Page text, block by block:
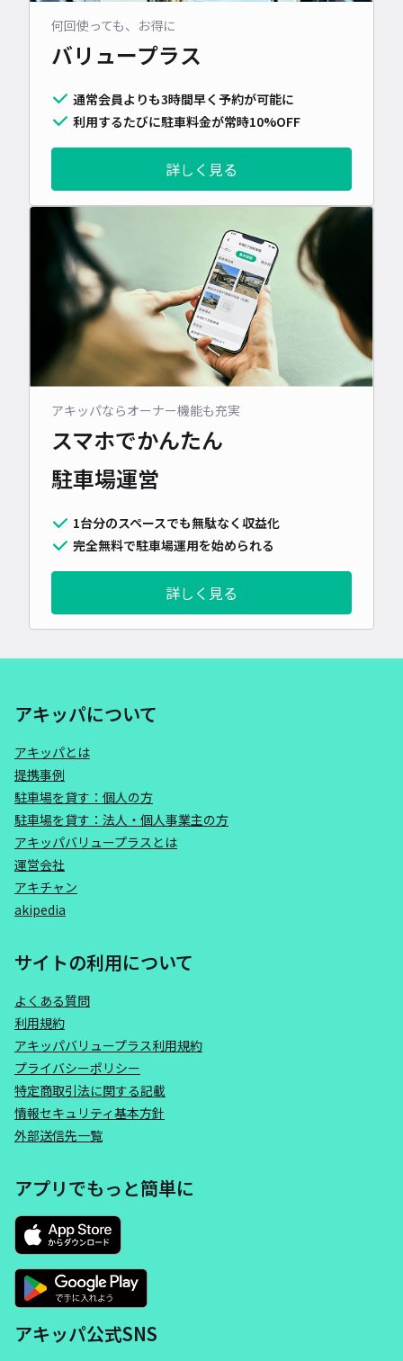
何回使っても、お得に
バリュープラス
通常会員よりも3時間早く予約が可能に
利用するたびに駐車料金が常時10%OFF
詳しく見る
アキッパならオーナー機能も充実
スマホでかんたん
駐車場運営
1台分のスペースでも無駄なく収益化
完全無料で駐車場運用を始められる
詳しく見る
アキッパについて
アキッパとは
提携事例
駐車場を貸す：個人の方
駐車場を貸す：法人・個人事業主の方
アキッパバリュープラスとは
運営会社
アキチャン
akipedia
サイトの利用について
よくある質問
利用規約
アキッパバリュープラス利用規約
プライバシーポリシー
特定商取引法に関する記載
情報セキュリティ基本方針
外部送信先一覧
アプリでもっと簡単に
アキッパ公式SNS